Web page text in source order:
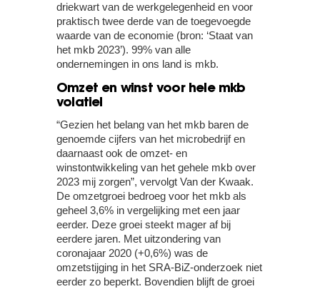
driekwart van de werkgelegenheid en voor
praktisch twee derde van de toegevoegde
waarde van de economie (bron: ‘Staat van
het mkb 2023’). 99% van alle
ondernemingen in ons land is mkb.
Omzet en winst voor hele mkb
volatiel
“Gezien het belang van het mkb baren de
genoemde cijfers van het microbedrijf en
daarnaast ook de omzet- en
winstontwikkeling van het gehele mkb over
2023 mij zorgen”, vervolgt Van der Kwaak.
De omzetgroei bedroeg voor het mkb als
geheel 3,6% in vergelijking met een jaar
eerder. Deze groei steekt mager af bij
eerdere jaren. Met uitzondering van
coronajaar 2020 (+0,6%) was de
omzetstijging in het SRA-BiZ-onderzoek niet
eerder zo beperkt. Bovendien blijft de groei